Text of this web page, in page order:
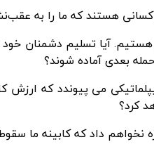
هستند که ما را به
آیا تسلیم دشمنان خود
بعدی آماده شوند؟
می پیوندد که
کرد؟
نخواهم داد که کابینه ما